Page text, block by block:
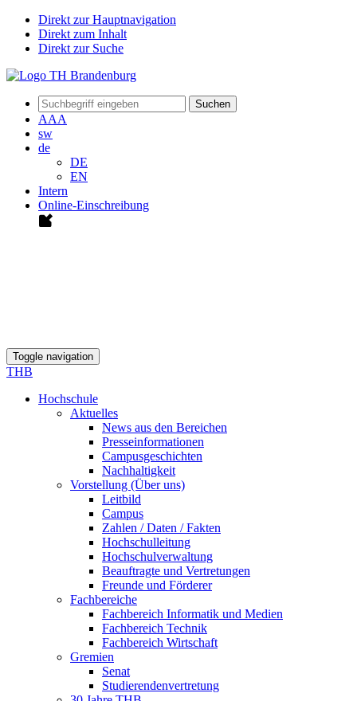
Direkt zur Hauptnavigation
Direkt zum Inhalt
Direkt zur Suche
Suchen
AAA
sw
de
DE
EN
Intern
Online-Einschreibung
Toggle navigation
THB
Hochschule
Aktuelles
News aus den Bereichen
Presseinformationen
Campusgeschichten
Nachhaltigkeit
Vorstellung (Über uns)
Leitbild
Campus
Zahlen / Daten / Fakten
Hochschulleitung
Hochschulverwaltung
Beauftragte und Vertretungen
Freunde und Förderer
Fachbereiche
Fachbereich Informatik und Medien
Fachbereich Technik
Fachbereich Wirtschaft
Gremien
Senat
Studierendenvertretung